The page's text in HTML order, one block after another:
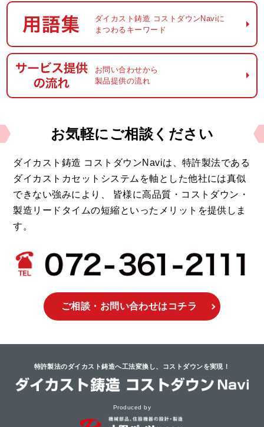
ダイカスト鋳造 コストダウンNaviに
まつわるキーワード
お問い合わせから
製品提供の流れ
お気軽にご相談ください
ダイカスト鋳造 コストダウンNaviは、特許製法である
ダイカストカセットシステムを軸とした他社には真似
できない強みにより、
皆様に高品質・コストダウン・
製造リードタイムの短縮といったメリットを提供しま
す。
ご相談・お問い合わせはコチラ
特許製法のダイカスト鋳造へ工法変換し、 コストダウンを実現！
Produced by